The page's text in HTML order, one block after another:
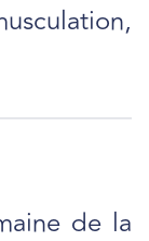
de la